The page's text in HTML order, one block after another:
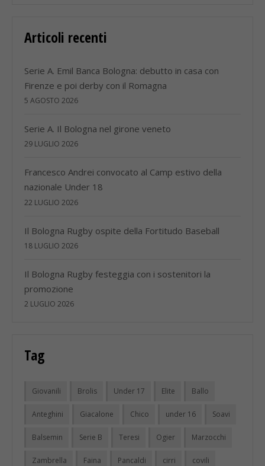
Articoli recenti
Serie A. Emil Banca Bologna: debutto in casa con
Firenze e poi derby con il Romagna
5 AGOSTO 2026
Serie A. Il Bologna nel girone veneto
29 LUGLIO 2026
Francesco Andrei convocato al Camp estivo della
nazionale Under 18
22 LUGLIO 2026
Il Bologna Rugby ospite della Fortitudo Baseball
18 LUGLIO 2026
Il Bologna Rugby festeggia con i sostenitori la
promozione
2 LUGLIO 2026
Tag
Giovanili Brolis Under 17 Elite Ballo
Anteghini Giacalone Chico under 16 Soavi
Balsemin Serie B Teresi Ogier Marzocchi
Zambrella Faina Pancaldi cirri covili